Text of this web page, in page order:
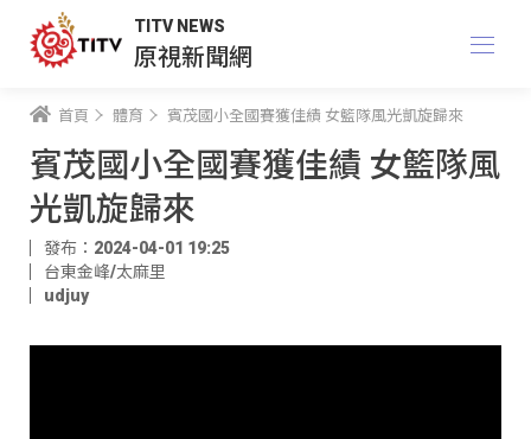
TITV NEWS
原視新聞網
首頁 體育 賓茂國小全國賽獲佳績 女籃隊風光凱旋歸來
賓茂國小全國賽獲佳績 女籃隊風
光凱旋歸來
發布：2024-04-01 19:25
台東金峰/太麻里
udjuy